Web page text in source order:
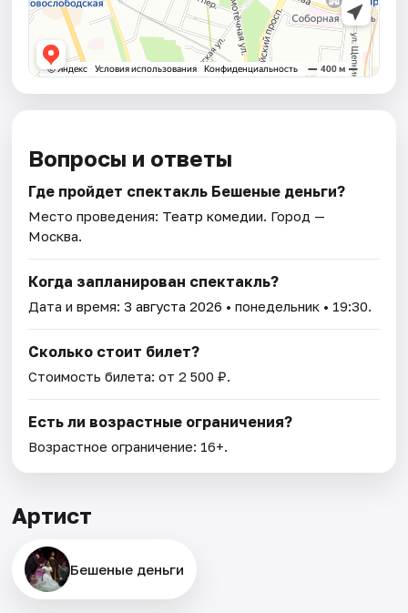
Вопросы и ответы
Где пройдет спектакль Бешеные деньги?
Место проведения: Театр комедии. Город —
Москва.
Когда запланирован спектакль?
Дата и время:3 августа 2026 • понедельник • 19:30.
Сколько стоит билет?
Стоимость билета: от 2 500 ₽.
Есть ли возрастные ограничения?
Возрастное ограничение: 16+.
Артист
Бешеные деньги